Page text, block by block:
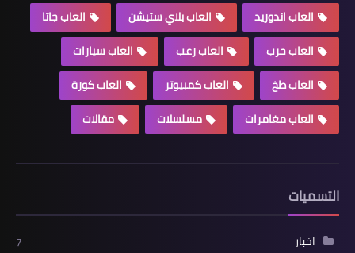
العاب اندوريد
العاب بلاي ستيشن
العاب جاتا
العاب حرب
العاب رعب
العاب سيارات
العاب طخ
العاب كمبيوتر
العاب كورة
العاب مغامرات
مسلسلات مقالات
التسميات
اخبار
7